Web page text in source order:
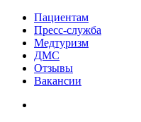
Пациентам
Пресс-служба
Медтуризм
ДМС
Отзывы
Вакансии